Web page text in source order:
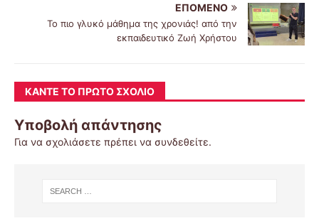
ΕΠΌΜΕΝΟ
Το πιο γλυκό μάθημα της χρονιάς! από την
εκπαιδευτικό Ζωή Χρήστου
ΚΆΝΤΕ ΤΟ ΠΡΏΤΟ ΣΧΌΛΙΟ
Υποβολή απάντησης
Για να σχολιάσετε πρέπει να συνδεθείτε.